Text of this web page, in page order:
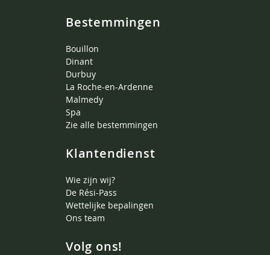
Bestemmingen
Bouillon
Dinant
Durbuy
La Roche-en-Ardenne
Malmedy
Spa
Zie alle bestemmingen
Klantendienst
Wie zijn wij?
De Rési-Pass
Wettelijke bepalingen
Ons team
Volg ons!